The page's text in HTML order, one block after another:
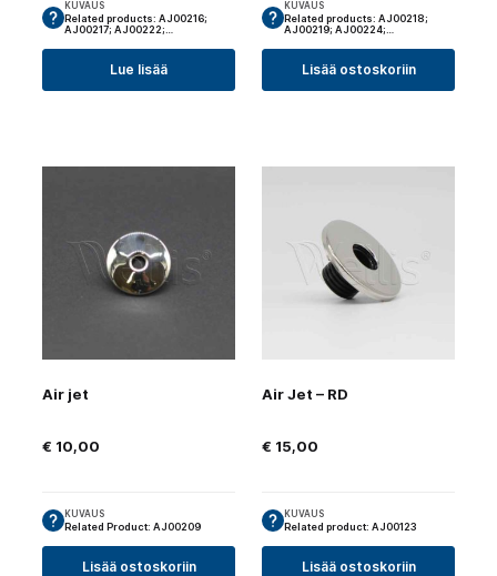
KUVAUS
Related products: AJ00216;
AJ00217; AJ00222;…
Lue lisää
KUVAUS
Related products: AJ00218;
AJ00219; AJ00224;…
Lisää ostoskoriin
Air jet
€ 10,00
KUVAUS
Related Product: AJ00209
Lisää ostoskoriin
Air Jet – RD
€ 15,00
KUVAUS
Related product: AJ00123
Lisää ostoskoriin